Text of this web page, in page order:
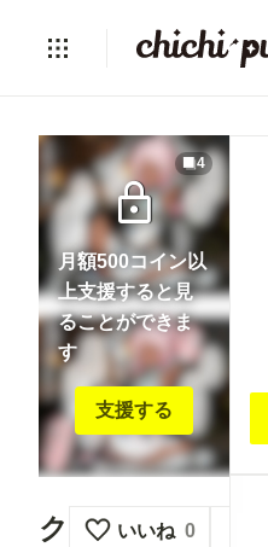
lock
月額500コイン以
上支援すると見
ることができま
す
支援する
4
ク
いいね 0